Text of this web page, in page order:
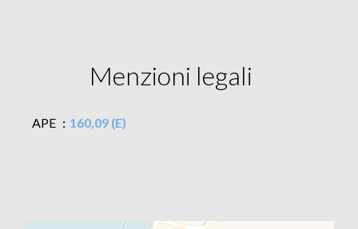
Menzioni legali
APE 160,09 (E)